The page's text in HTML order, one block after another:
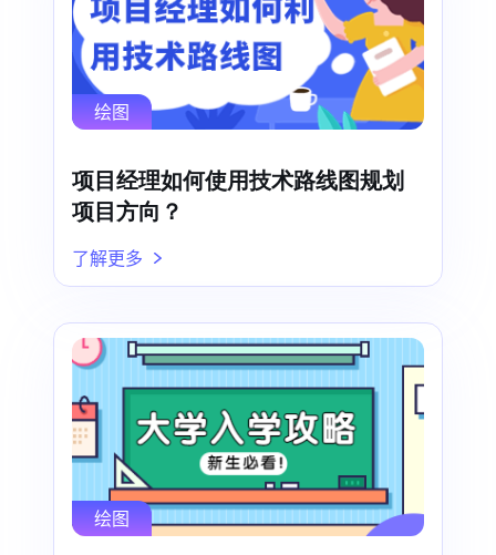
绘图
项目经理如何使用技术路线图规划
项目方向？
了解更多
绘图